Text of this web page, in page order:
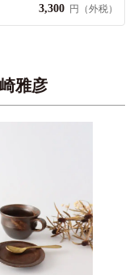
3,300 円（外税）
雅彦